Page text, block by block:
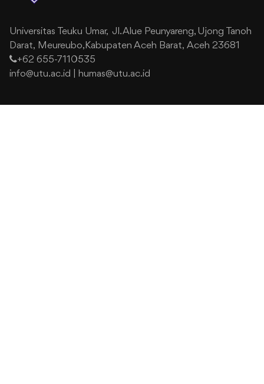
Universitas Teuku Umar, Jl. Alue Peunyareng, Ujong Tanoh
Darat, Meureubo,Kabupaten Aceh Barat, Aceh 23681
+62 655-7110535
info@utu.ac.id
humas@utu.ac.id